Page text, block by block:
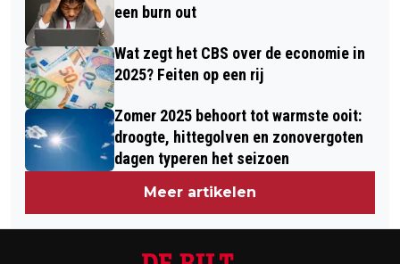
een burn out
Wat zegt het CBS over de economie in
2025? Feiten op een rij
Zomer 2025 behoort tot warmste ooit:
droogte, hittegolven en zonovergoten
dagen typeren het seizoen
Meer artikelen